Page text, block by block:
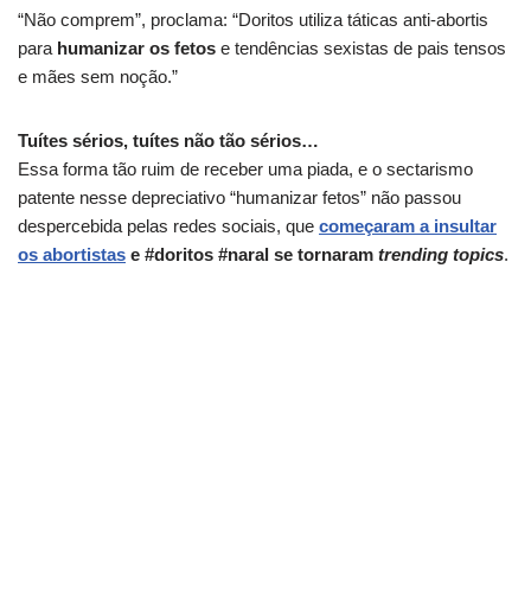
“Não comprem”, proclama: “Doritos utiliza táticas anti-abortis
para humanizar os fetos e tendências sexistas de pais tensos
e mães sem noção.”
Tuítes sérios, tuítes não tão sérios…
Essa forma tão ruim de receber uma piada, e o sectarismo
patente nesse depreciativo “humanizar fetos” não passou
despercebida pelas redes sociais, que começaram a insultar
os abortistas e #doritos #naral se tornaram trending topics.